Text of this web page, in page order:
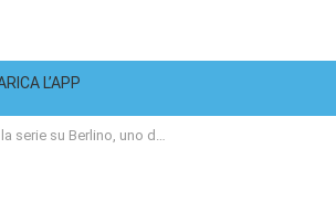
L’APP
uno dei protagonisti de La Casa di Carta